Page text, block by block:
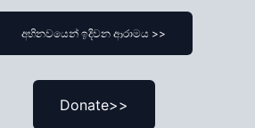
අභිනවයෙන් ඉදිවන ආරාමය >>
Donate>>